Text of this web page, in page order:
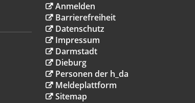
Anmelden
Barrierefreiheit
Datenschutz
Impressum
Darmstadt
Dieburg
Personen der h_da
Meldeplattform
Sitemap